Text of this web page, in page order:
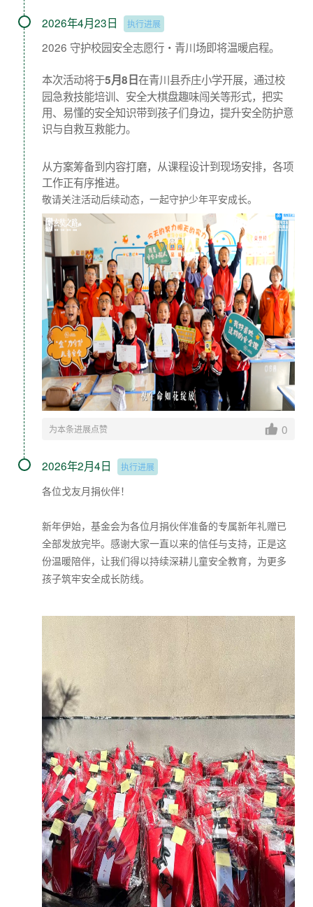
2026年4月23日 执行进展
2026 守护校园安全志愿行・青川场即将温暖启程。
本次活动将于5月8日在青川县乔庄小学开展，通过校
园急救技能培训、安全大棋盘趣味闯关等形式，把实
用、易懂的安全知识带到孩子们身边，提升安全防护意
识与自救互救能力。
从方案筹备到内容打磨，从课程设计到现场安排，各项
工作正有序推进。
敬请关注活动后续动态，一起守护少年平安成长。
为本条进展点赞 0
2026年2月4日 执行进展
各位戈友月捐伙伴！
新年伊始，基金会为各位月捐伙伴准备的专属新年礼赠已
全部发放完毕。感谢大家一直以来的信任与支持，正是这
份温暖陪伴，让我们得以持续深耕儿童安全教育，为更多
孩子筑牢安全成长防线。